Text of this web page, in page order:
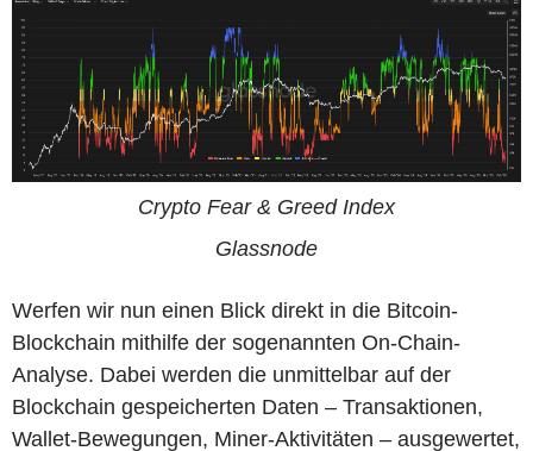
Crypto Fear & Greed Index
Glassnode
Werfen wir nun einen Blick direkt in die Bitcoin-
Blockchain mithilfe der sogenannten On-Chain-
Analyse. Dabei werden die unmittelbar auf der
Blockchain gespeicherten Daten – Transaktionen,
Wallet-Bewegungen, Miner-Aktivitäten – ausgewertet,